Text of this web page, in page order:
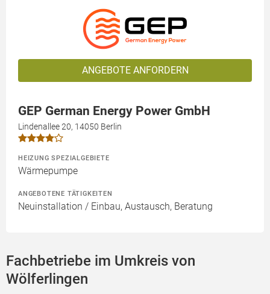
ANGEBOTE ANFORDERN
GEP German Energy Power GmbH
Lindenallee 20, 14050 Berlin
HEIZUNG SPEZIALGEBIETE
Wärmepumpe
ANGEBOTENE TÄTIGKEITEN
Neuinstallation / Einbau, Austausch, Beratung
Fachbetriebe im Umkreis von
Wölferlingen